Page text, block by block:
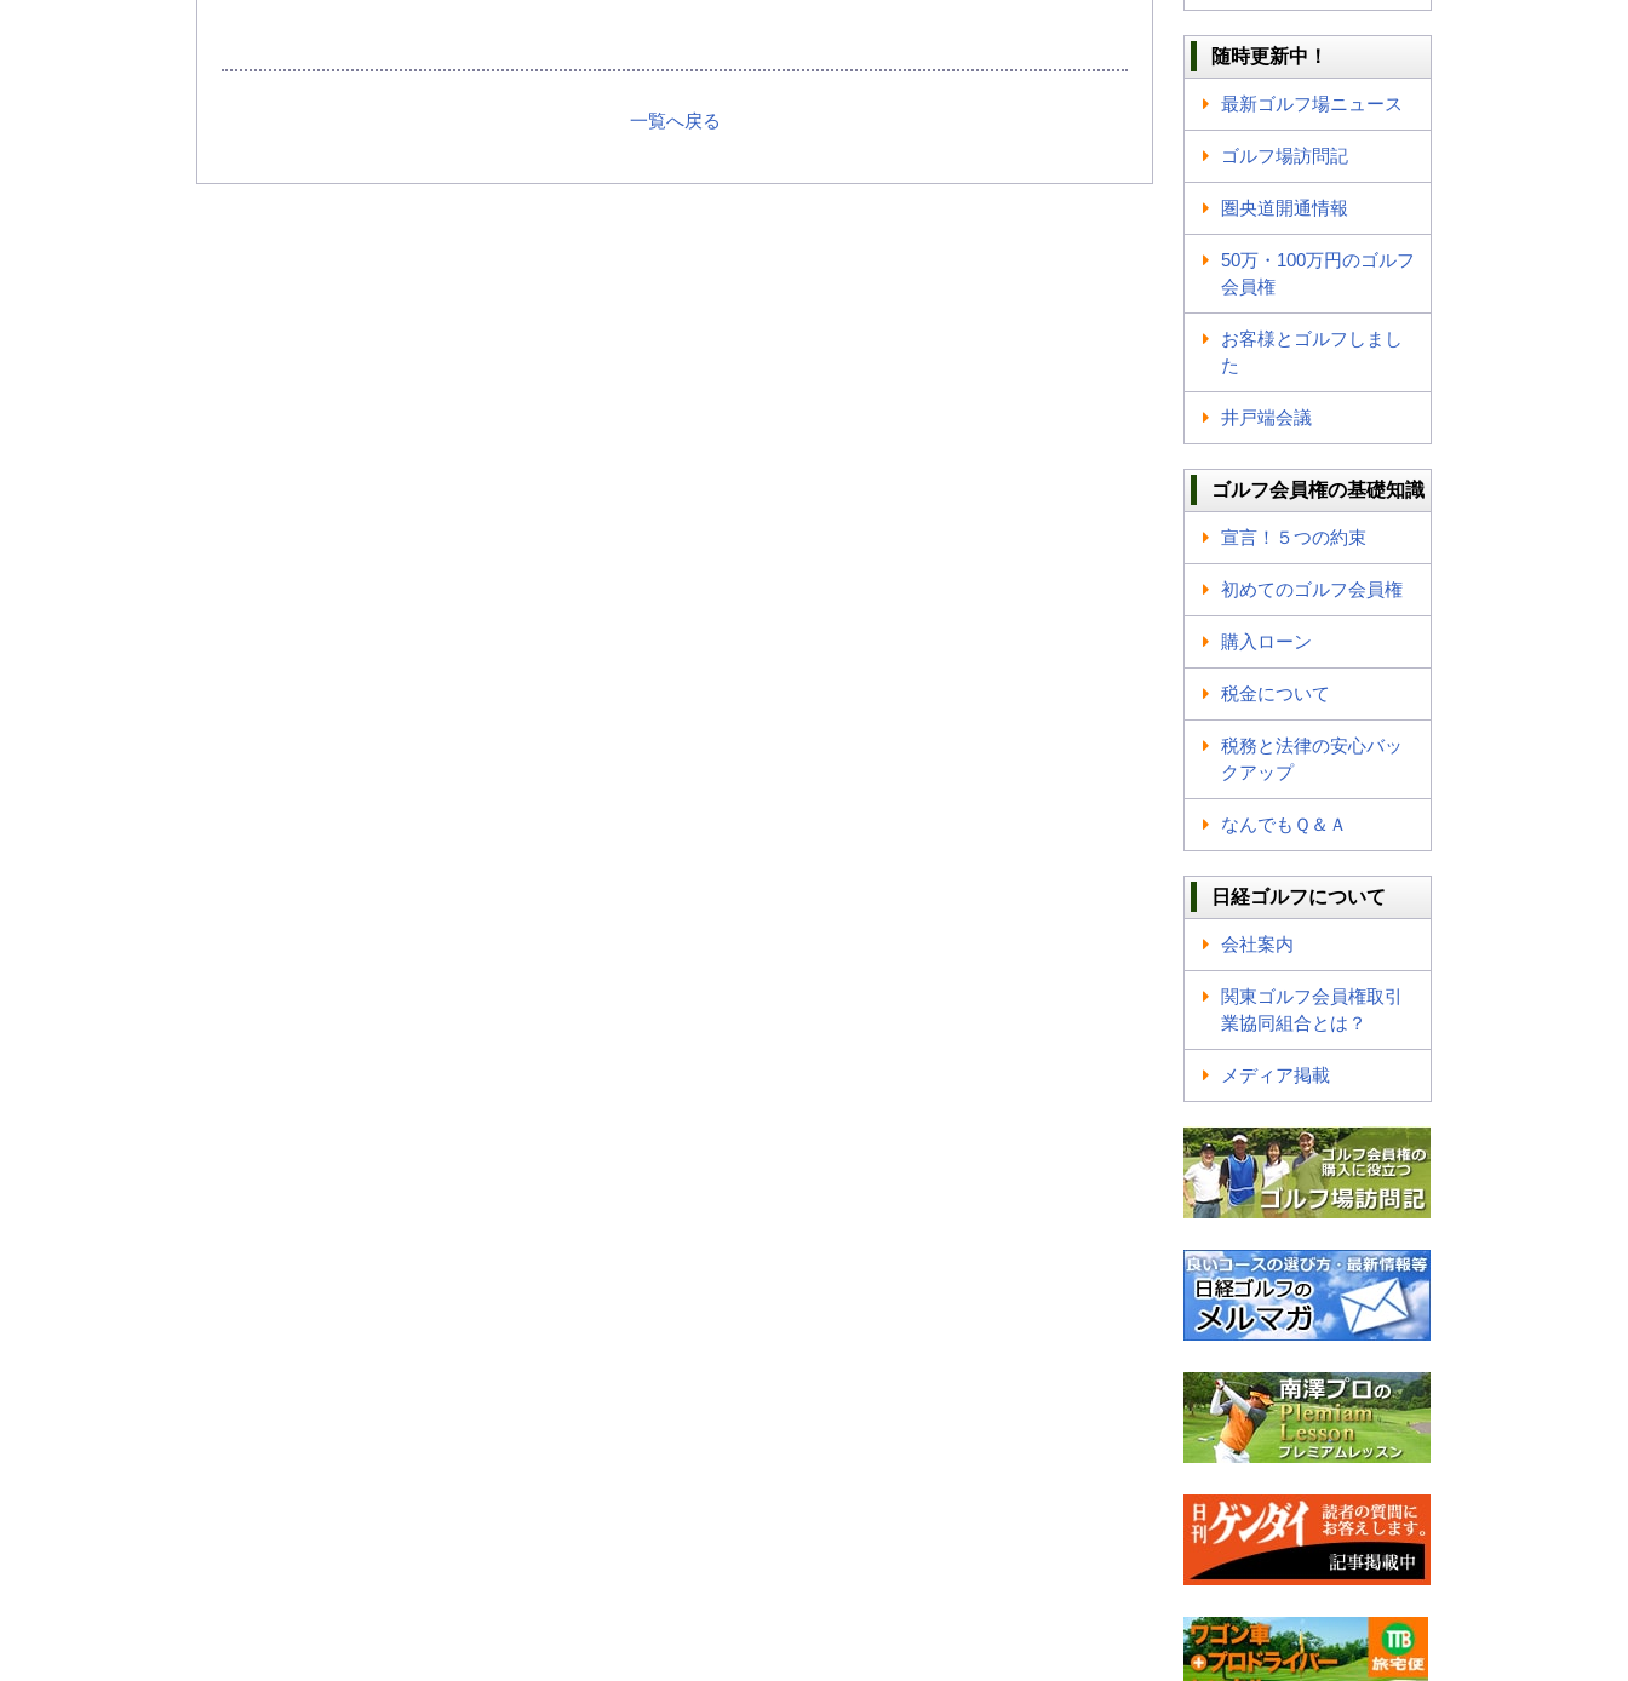
一覧へ戻る
随時更新中！
最新ゴルフ場ニュース
ゴルフ場訪問記
圏央道開通情報
50万・100万円のゴルフ
会員権
お客様とゴルフしまし
た
井戸端会議
ゴルフ会員権の基礎知識
宣言！５つの約束
初めてのゴルフ会員権
購入ローン
税金について
税務と法律の安心バッ
クアップ
なんでもＱ＆Ａ
日経ゴルフについて
会社案内
関東ゴルフ会員権取引
業協同組合とは？
メディア掲載